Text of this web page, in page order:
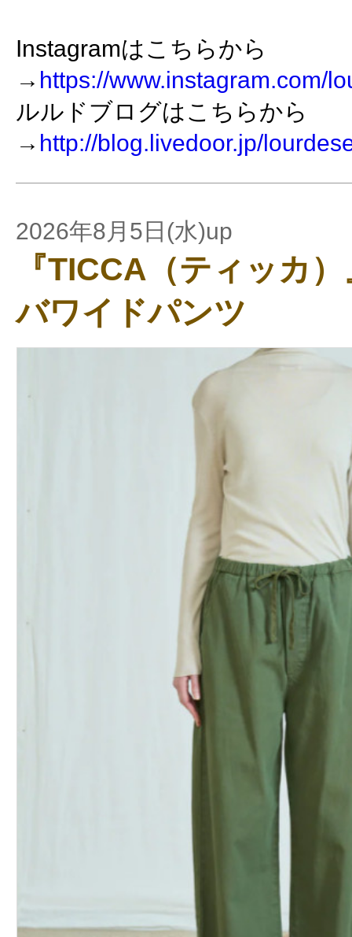
Instagramはこちらから
→ https://www.instagram.com/
ルルドブログはこちらから
→ http://blog.livedoor.jp/
2026年8月5日(水)up
『TICCA（ティッカ
バワイドパンツ